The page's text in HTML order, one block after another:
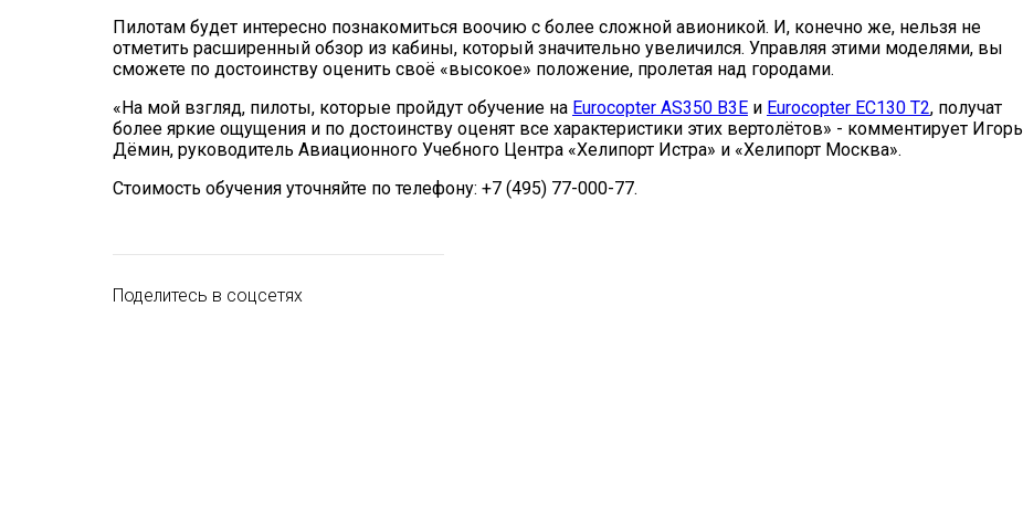
Пилотам будет интересно познакомиться воочию с более сложной авионикой. И, конечно же, нельзя не
отметить расширенный обзор из кабины, который значительно увеличился. Управляя этими моделями, вы
сможете по достоинству оценить своё «высокое» положение, пролетая над городами.
«На мой взгляд, пилоты, которые пройдут обучение на Eurocopter AS350 B3E и Eurocopter EC130 T2, получат
более яркие ощущения и по достоинству оценят все характеристики этих вертолётов» - комментирует Игорь
Дёмин, руководитель Авиационного Учебного Центра «Хелипорт Истра» и «Хелипорт Москва».
Стоимость обучения уточняйте по телефону: +7 (495) 77-000-77.
Поделитесь в соцсетях